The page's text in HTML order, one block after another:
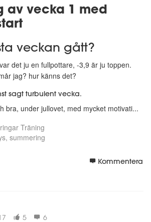
av vecka 1 med
veckan gått?
det ju en fullpottare, -3,9 är ju toppen.
jag? hur känns det?
sagt turbulent vecka.
bra, under jullovet, med mycket motivati...
Träning
summering
Kommentera
5 6